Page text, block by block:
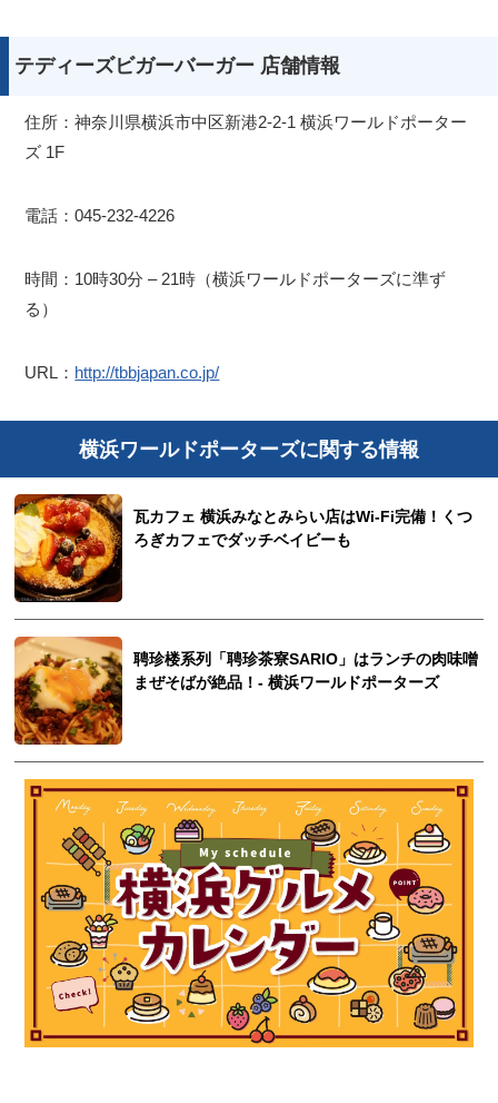
テディーズビガーバーガー 店舗情報
住所：神奈川県横浜市中区新港2-2-1 横浜ワールドポーター
ズ 1F
電話：045-232-4226
時間：10時30分 – 21時（横浜ワールドポーターズに準ず
る）
URL： http://tbbjapan.co.jp/
横浜ワールドポーターズに関する情報
瓦カフェ 横浜みなとみらい店はWi-Fi完備！くつ
ろぎカフェでダッチベイビーも
聘珍楼系列「聘珍茶寮SARIO」はランチの肉味噌
まぜそばが絶品！- 横浜ワールドポーターズ